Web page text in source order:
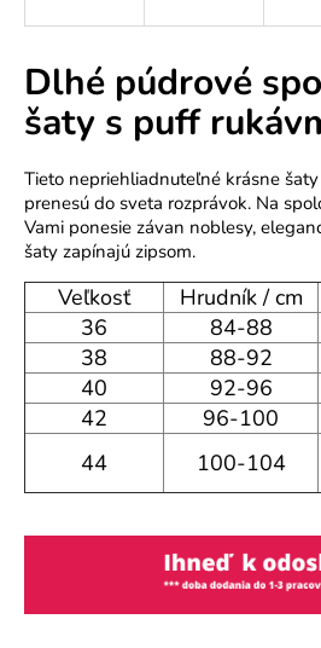
Dlhé púdrové
šaty s puff
Tieto nepriehliadnuteľné krásne
prenesú do sveta rozprávok. Na
Vami ponesie závan noblesy,
šaty zapínajú zipsom.
Veľkosť Hrudník / cm
36
84-88
38
88-92
40
92-96
42
96-100
44
100-104
O
d
o
r
ú
č
a
m
e